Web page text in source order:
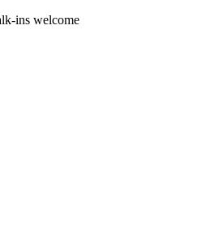
ins welcome